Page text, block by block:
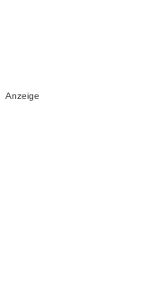
Anzeige